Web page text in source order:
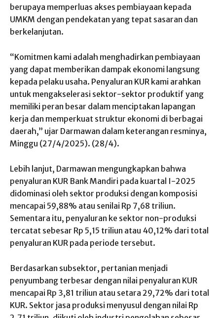
berupaya memperluas akses pembiayaan kepada
UMKM dengan pendekatan yang tepat sasaran dan
berkelanjutan.
“Komitmen kami adalah menghadirkan pembiayaan
yang dapat memberikan dampak ekonomi langsung
kepada pelaku usaha. Penyaluran KUR kami arahkan
untuk mengakselerasi sektor-sektor produktif yang
memiliki peran besar dalam menciptakan lapangan
kerja dan memperkuat struktur ekonomi di berbagai
daerah,” ujar Darmawan dalam keterangan resminya,
Minggu (27/4/2025). (28/4).
Lebih lanjut, Darmawan mengungkapkan bahwa
penyaluran KUR Bank Mandiri pada kuartal I-2025
didominasi oleh sektor produksi dengan komposisi
mencapai 59,88% atau senilai Rp 7,68 triliun.
Sementara itu, penyaluran ke sektor non-produksi
tercatat sebesar Rp 5,15 triliun atau 40,12% dari total
penyaluran KUR pada periode tersebut.
Berdasarkan subsektor, pertanian menjadi
penyumbang terbesar dengan nilai penyaluran KUR
mencapai Rp 3,81 triliun atau setara 29,72% dari total
KUR. Sektor jasa produksi menyusul dengan nilai Rp